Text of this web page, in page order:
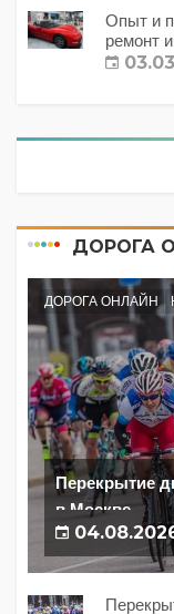
Опыт и
ремонт
ДОРОГА
ДОРОГА ОНЛАЙН
Перекрытие
в Москве